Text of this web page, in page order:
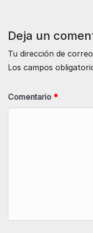
Deja un
Tu dirección de
Los campos
Comentario *